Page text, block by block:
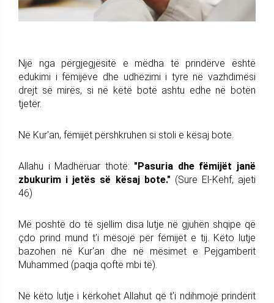
Një nga përgjegjësitë e mëdha të prindërve është
edukimi i fëmijëve dhe udhëzimi i tyre në vazhdimësi
drejt së mirës, si në këtë botë ashtu edhe në botën
tjetër.
Në Kur'an, fëmijët përshkruhen si stoli e kësaj bote.
Allahu i Madhëruar thotë: "Pasuria dhe fëmijët janë
zbukurim i jetës së kësaj bote." (Sure El-Kehf, ajeti
46)
Më poshtë do të sjellim disa lutje në gjuhën shqipe që
çdo prind mund t'i mësojë për fëmijët e tij. Këto lutje
bazohen në Kur'an dhe në mësimet e Pejgamberit
Muhammed (paqja qoftë mbi të).
Në këto lutje i kërkohet Allahut që t'i ndihmojë prindërit